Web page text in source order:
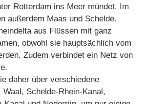
Rotterdam ins Meer mündet. Im
außerdem Maas und Schelde.
aus Flüssen mit ganz
obwohl sie hauptsächlich vom
Zudem verbindet ein Netz von
daher über verschiedene
Schelde-Rhein-Kanal,